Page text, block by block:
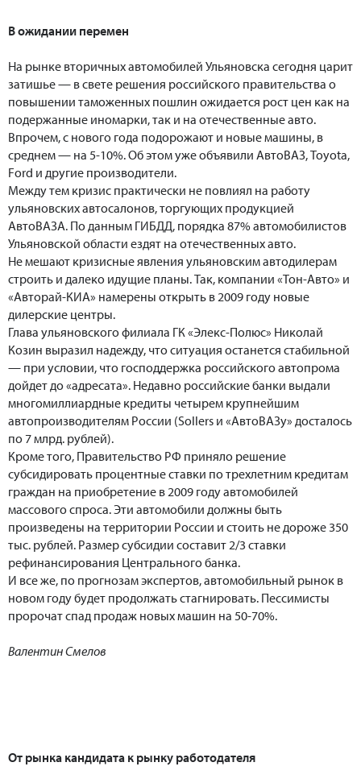
В ожидании перемен
На рынке вторичных автомобилей Ульяновска сегодня царит
затишье — в свете решения российского правительства о
повышении таможенных пошлин ожидается рост цен как на
подержанные иномарки, так и на отечественные авто.
Впрочем, с нового года подорожают и новые машины, в
среднем — на 5-10%. Об этом уже объявили АвтоВАЗ, Toyota,
Ford и другие производители.
Между тем кризис практически не повлиял на работу
ульяновских автосалонов, торгующих продукцией
АвтоВАЗА. По данным ГИБДД, порядка 87% автомобилистов
Ульяновской области ездят на отечественных авто.
Не мешают кризисные явления ульяновским автодилерам
строить и далеко идущие планы. Так, компании «Тон-Авто» и
«Авторай-КИА» намерены открыть в 2009 году новые
дилерские центры.
Глава ульяновского филиала ГК «Элекс-Полюс» Николай
Козин выразил надежду, что ситуация останется стабильной
— при условии, что господдержка российского автопрома
дойдет до «адресата». Недавно российские банки выдали
многомиллиардные кредиты четырем крупнейшим
автопроизводителям России (Sollers и «АвтоВАЗу» досталось
по 7 млрд. рублей).
Кроме того, Правительство РФ приняло решение
субсидировать процентные ставки по трехлетним кредитам
граждан на приобретение в 2009 году автомобилей
массового спроса. Эти автомобили должны быть
произведены на территории России и стоить не дороже 350
тыс. рублей. Размер субсидии составит 2/3 ставки
рефинансирования Центрального банка.
И все же, по прогнозам экспертов, автомобильный рынок в
новом году будет продолжать стагнировать. Пессимисты
пророчат спад продаж новых машин на 50-70%.
Валентин Смелов
От рынка кандидата к рынку работодателя